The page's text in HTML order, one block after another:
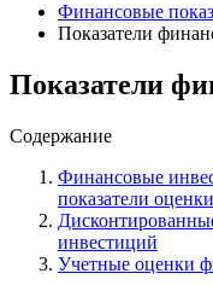
Финансовые
Показатели
Показатели
Содержание
Финансовые
показатели оценки
инвестиций
Учетные оценки